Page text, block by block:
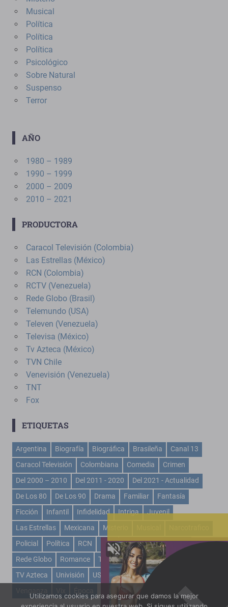
Musical
Política
Política
Política
Psicológico
Sobre Natural
Suspenso
Terror
AÑO
1980 – 1989
1990 – 1999
2000 – 2009
2010 – 2021
PRODUCTORA
Caracol Televisión (Colombia)
Las Estrellas (México)
RCN (Colombia)
RCTV (Venezuela)
Rede Globo (Brasil)
Telemundo (USA)
Televen (Venezuela)
Televisa (México)
Tv Azteca (México)
TVN Chile
Venevisión (Venezuela)
TNT
Fox
ETIQUETAS
Argentina Biografía Biográfica Brasileña
Canal 13
Caracol Televisión
Colombiana Comedia
Crimen
Del 2000 – 2010
Del 2011 - 2020
Del 2021 - Actualidad
De Los 80
De Los 90 Drama Familiar
Fantasía
Ficción
Infantil Infidelidad Intriga
Juvenil
Las Estrellas
Mexicana Misterio
Policial
Política RCN Rctv
Recuento De La Vida
Rede Globo
Romance Telemundo Televisa
TV Azteca
Univisión USA Venevisión
Utilizamos cookies para asegurar que damos la mejor